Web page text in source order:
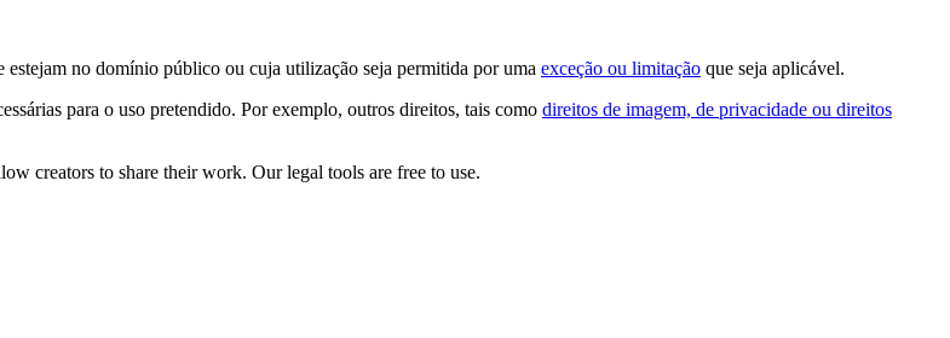
no domínio público ou cuja utilização seja permitida por uma exceção ou limitação que seja aplicável.
para o uso pretendido. Por exemplo, outros direitos, tais como direitos de imagem, de privacidade ou direitos
creators to share their work. Our legal tools are free to use.